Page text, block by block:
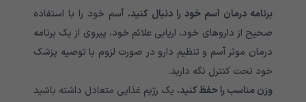
برنامه درمان آسم خود را دنبال کنید. آسم خود را با استفاده
صحیح از داروهای خود، اریابی علائم خود، پیروی از یک برنامه
درمان موثر آسم و تنظیم دارو در صورت لزوم با توصیه پزشک
خود تحت کنترل نگه دارید.
وزن مناسب را حفظ کنید. یک رژیم غذایی متعادل داشته باشید